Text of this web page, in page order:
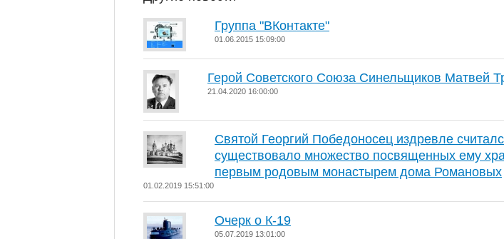
Группа "ВКонтакте"
01.06.2015 15:09:00
Герой Советского Союза Синельщиков Матвей
21.04.2020 16:00:00
Святой Георгий Победоносец издревле
существовало множество посвященных ему
первым родовым монастырем дома Романовых
01.02.2019 15:51:00
Очерк о К-19
05.07.2019 13:01:00